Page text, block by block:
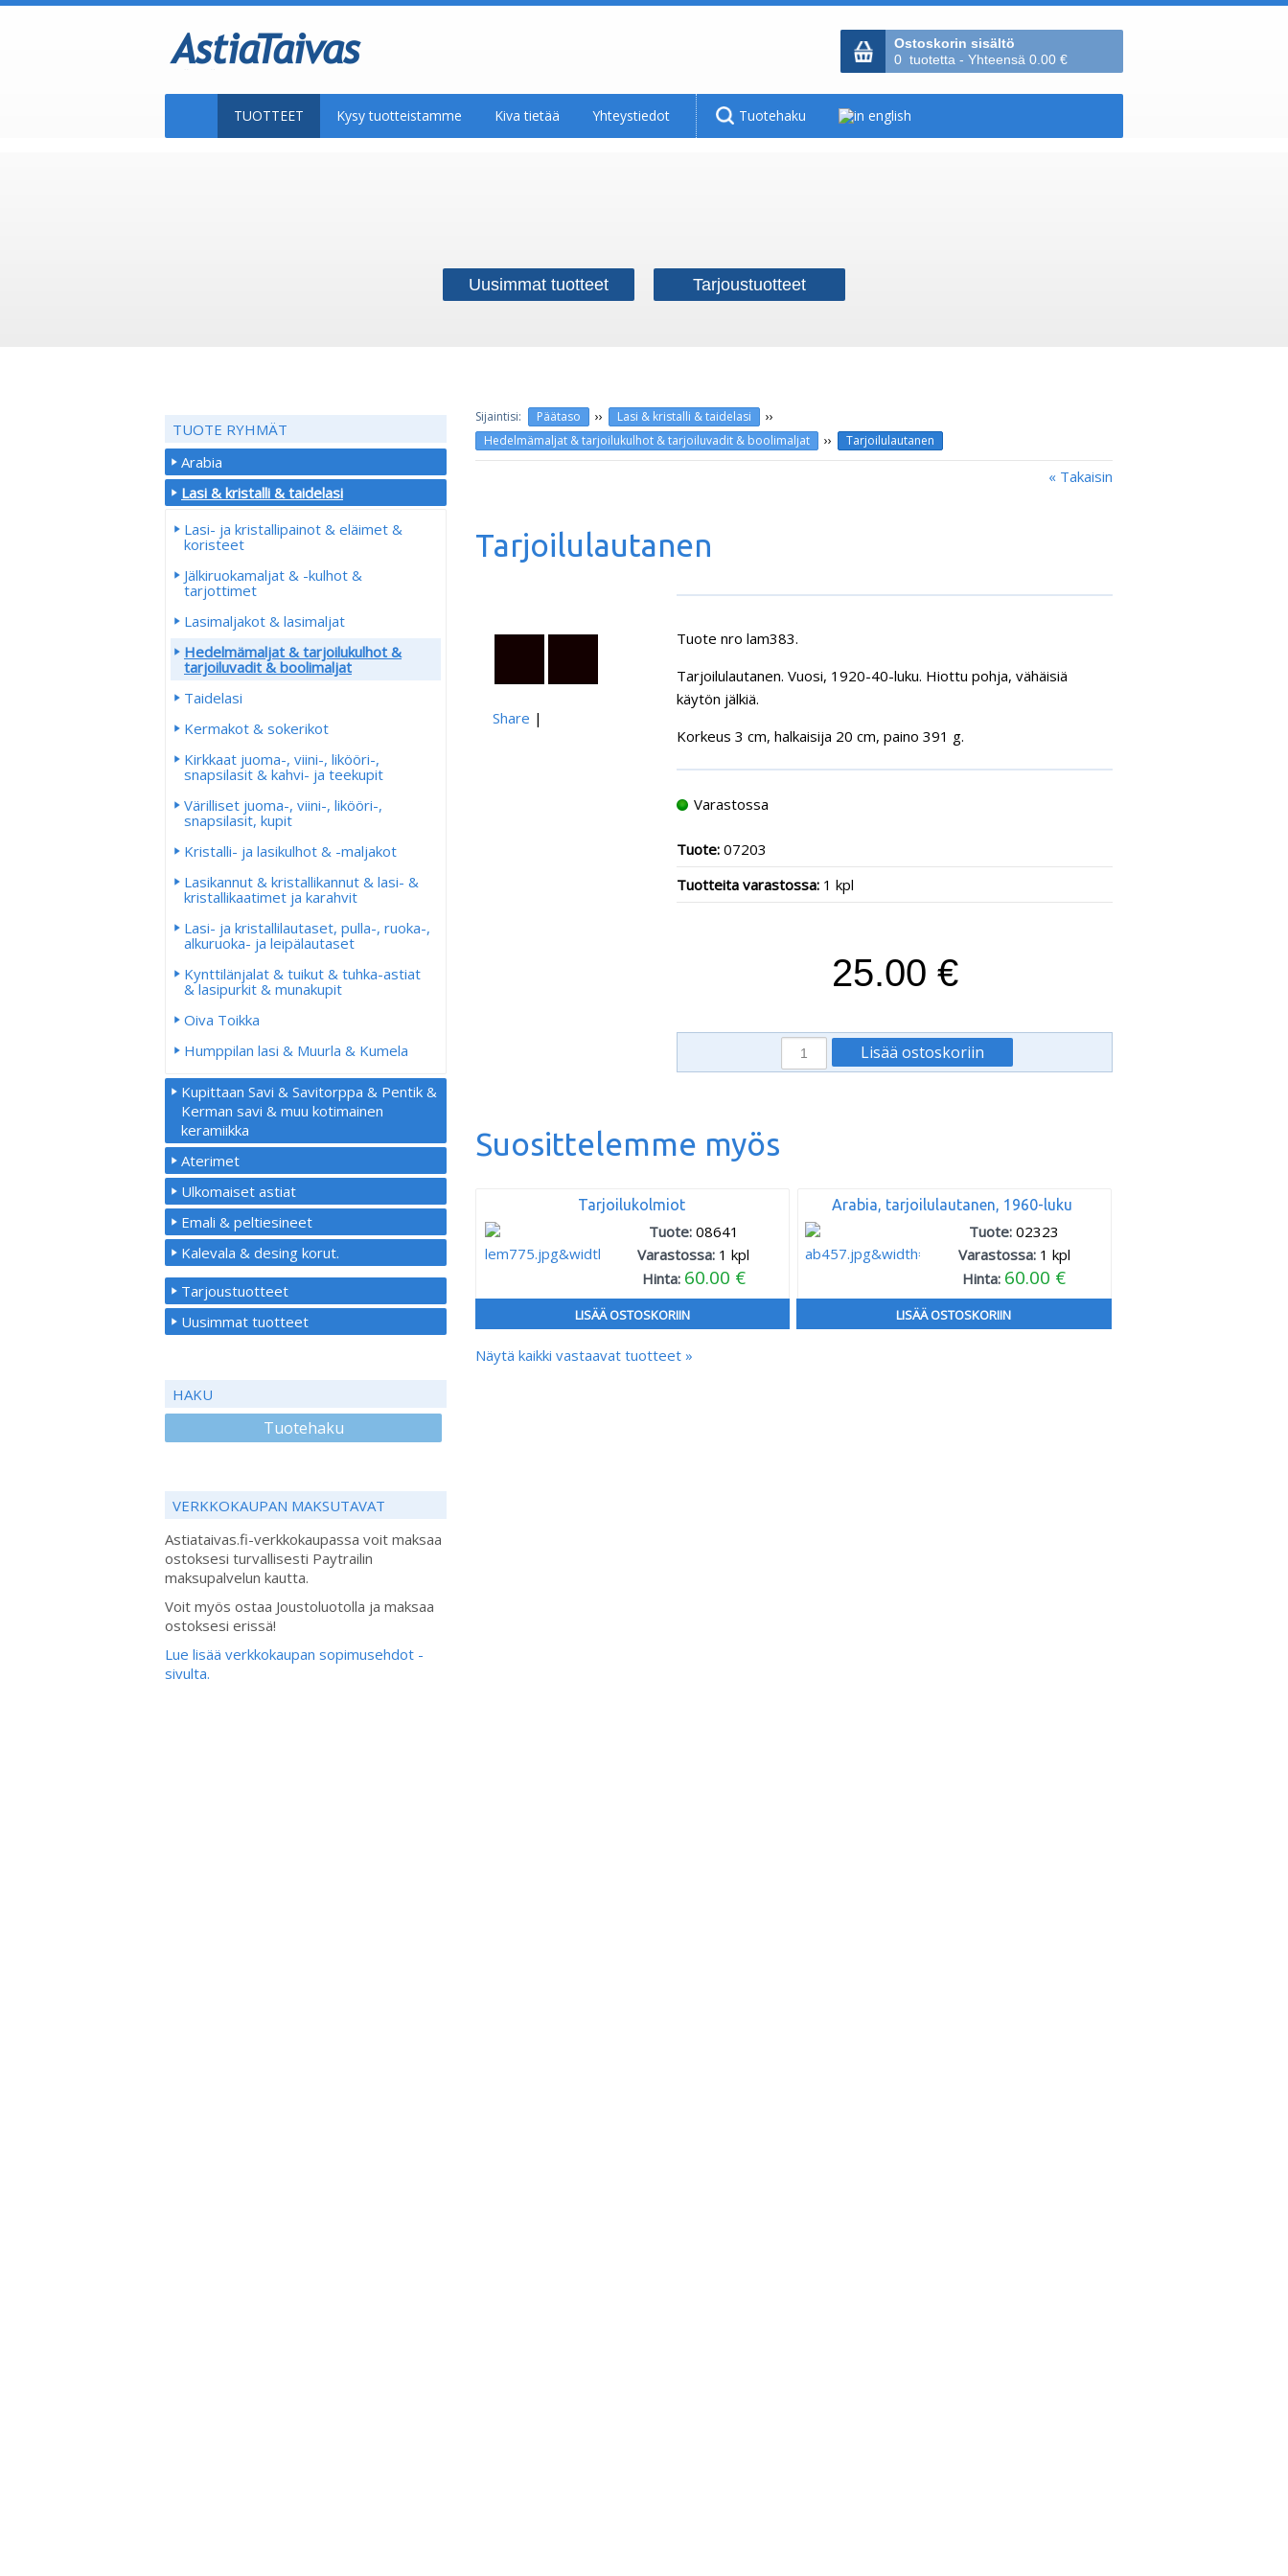
Ostoskorin sisältö
0 tuotetta - Yhteensä 0.00 €
TUOTTEET Kysy tuotteistamme Kiva tietää Yhteystiedot Tuotehaku
Uusimmat tuotteet Tarjoustuotteet
Päätaso ›› Lasi & kristalli & taidelasi ››
Hedelmämaljat & tarjoilukulhot & tarjoiluvadit & boolimaljat ›› Tarjoilulautanen
« Takaisin
Tarjoilulautanen
Share |
Tuote nro lam383.
Tarjoilulautanen. Vuosi, 1920-40-luku. Hiottu pohja, vähäisiä
käytön jälkiä.
Korkeus 3 cm, halkaisija 20 cm, paino 391 g.
Varastossa
Tuote: 07203
Tuotteita varastossa: 1 kpl
25.00 €
Suosittelemme myös
Tarjoilukolmiot
Tuote: 08641
Varastossa: 1 kpl
Hinta: 60.00 €
LISÄÄ OSTOSKORIIN
Arabia, tarjoilulautanen, 1960-luku
Tuote:02323
Varastossa: 1 kpl
Hinta: 60.00 €
LISÄÄ OSTOSKORIIN
Näytä kaikki vastaavat tuotteet »
TUOTE RYHMÄT
Arabia
Lasi & kristalli & taidelasi
Lasi- ja kristallipainot & eläimet &
koristeet
Jälkiruokamaljat & -kulhot &
tarjottimet
Lasimaljakot & lasimaljat
Hedelmämaljat & tarjoilukulhot &
tarjoiluvadit & boolimaljat
Taidelasi
Kermakot & sokerikot
Kirkkaat juoma-, viini-, likööri-,
snapsilasit & kahvi- ja teekupit
Värilliset juoma-, viini-, likööri-,
snapsilasit, kupit
Kristalli- ja lasikulhot & -maljakot
Lasikannut & kristallikannut & lasi- &
kristallikaatimet ja karahvit
Lasi- ja kristallilautaset, pulla-, ruoka-,
alkuruoka- ja leipälautaset
Kynttilänjalat & tuikut & tuhka-astiat
& lasipurkit & munakupit
Oiva Toikka
Humppilan lasi & Muurla & Kumela
Kupittaan Savi & Savitorppa & Pentik &
Kerman savi & muu kotimainen
keramiikka
Aterimet
Ulkomaiset astiat
Emali & peltiesineet
Kalevala & desing korut.
Tarjoustuotteet
Uusimmat tuotteet
HAKU
Tuotehaku
VERKKOKAUPAN MAKSUTAVAT
Astiataivas.fi-verkkokaupassa voit maksaa
ostoksesi turvallisesti Paytrailin
maksupalvelun kautta.
Voit myös ostaa Joustoluotolla ja maksaa
ostoksesi erissä!
Lue lisää verkkokaupan sopimusehdot -
sivulta.